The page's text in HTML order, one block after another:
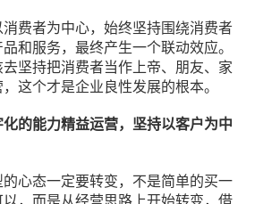
费者为中心，始终坚持围绕消费者
和服务，最终产生一个联动效应。
坚持把消费者当作上帝、朋友、家
这个才是企业良性发展的根本。
的能力精益运营，坚持以客户为中
心态一定要转变，不是简单的买一